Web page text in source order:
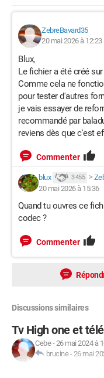
ZebreBavard35
20 mai 2026 à 12:23
Blux,
Le fichier a été créé
Comme cela ne
pour tester d'autres
je vais essayer de
recommandé par
reviens dès que c'est
Commenter
blux 3 455 >
20 mai 2026 à 15:36
Quand tu ouvres ce
codec ?
Commenter
Discussions similaires
Tv High one et
Cebe-26 mai 2024 à
brucine-26 mai